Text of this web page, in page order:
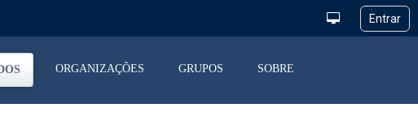
ORGANIZAÇÕES GRUPOS SOBRE